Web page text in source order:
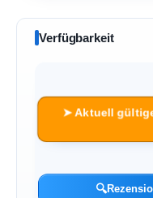
Verfügbarkeit
➤ Aktuell
🔍